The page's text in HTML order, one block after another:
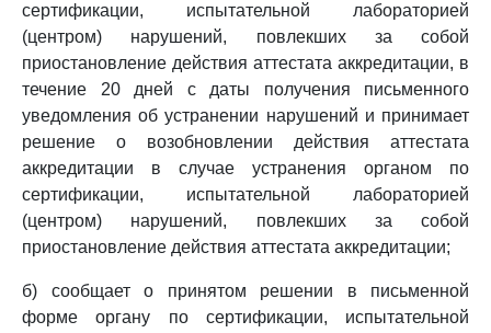
сертификации, испытательной лабораторией
(центром) нарушений, повлекших за собой
приостановление действия аттестата аккредитации, в
течение 20 дней с даты получения письменного
уведомления об устранении нарушений и принимает
решение о возобновлении действия аттестата
аккредитации в случае устранения органом по
сертификации, испытательной лабораторией
(центром) нарушений, повлекших за собой
приостановление действия аттестата аккредитации;
б) сообщает о принятом решении в письменной
форме органу по сертификации, испытательной